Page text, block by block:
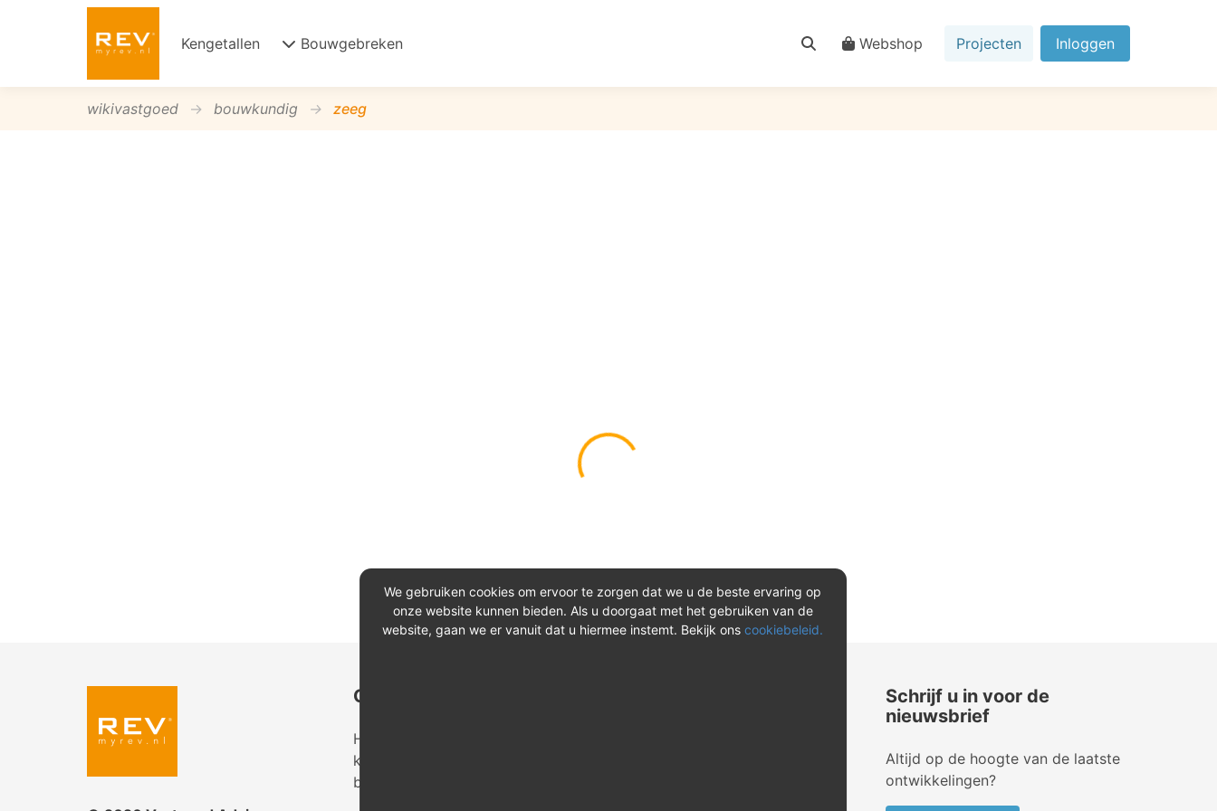
Kengetallen Bouwgebreken Webshop Projecten Inloggen
wikivastgoed bouwkundig zeeg
Contact
Heeft u vragen? Neem tijdens
kantooruren contact met ons op of
bekijk onze instructievideo's.
Schrijf u in voor de
nieuwsbrief
Altijd op de hoogte van de laatste
ontwikkelingen?
We gebruiken cookies om ervoor te zorgen dat we u de beste ervaring op
onze website kunnen bieden. Als u doorgaat met het gebruiken van de
website, gaan we er vanuit dat u hiermee instemt. Bekijk ons cookiebeleid.